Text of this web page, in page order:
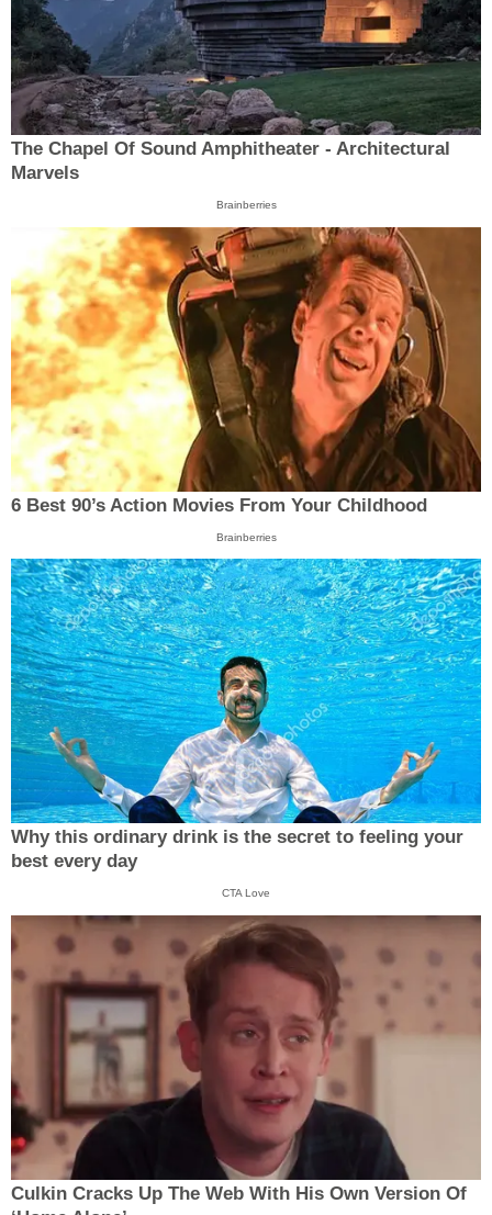
The Chapel Of Sound Amphitheater - Architectural
Marvels
Brainberries
6 Best 90’s Action Movies From Your Childhood
Brainberries
Why this ordinary drink is the secret to feeling your
best every day
CTA Love
Culkin Cracks Up The Web With His Own Version Of